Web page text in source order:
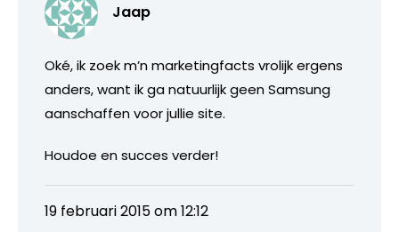
Jaap
Oké, ik zoek m’n marketingfacts vrolijk ergens
anders, want ik ga natuurlijk geen Samsung
aanschaffen voor jullie site.
Houdoe en succes verder!
19 februari 2015 om 12:12